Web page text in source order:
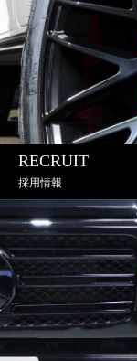
RECRUIT
採用情報